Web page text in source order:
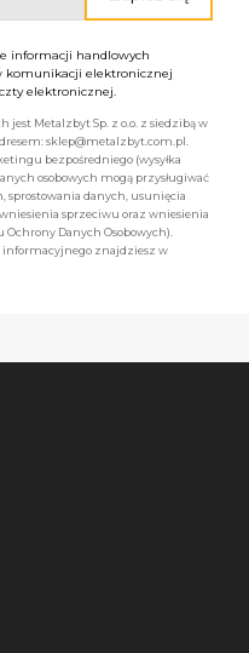
informacji handlowych
komunikacji elektronicznej
elektronicznej.
Metalzbyt Sp. z o.o. z siedzibą w
sklep@metalzbyt.com.pl.
bezpośredniego (wysyłka
osobowych mogą przysługiwać
sprostowania danych, usunięcia
sprzeciwu oraz wniesienia
Danych Osobowych).
informacyjnego znajdziesz w